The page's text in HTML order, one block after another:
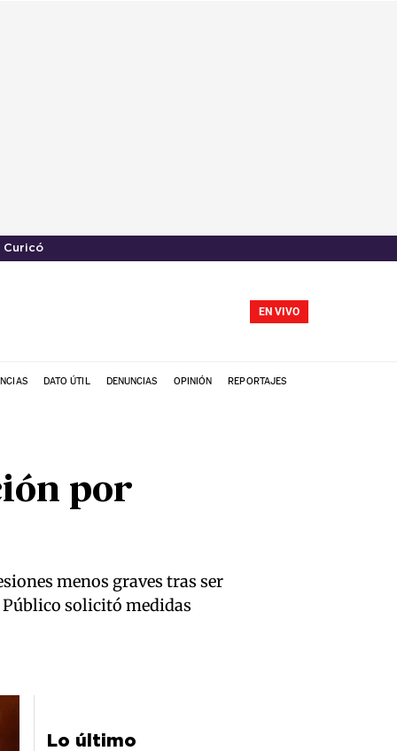
Curicó
EN VIVO
DATO ÚTIL DENUNCIAS OPINIÓN REPORTAJES
por
menos graves tras ser
Público solicitó medidas
Lo último